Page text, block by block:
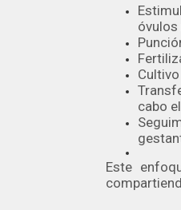
óvulos
cabo
Este